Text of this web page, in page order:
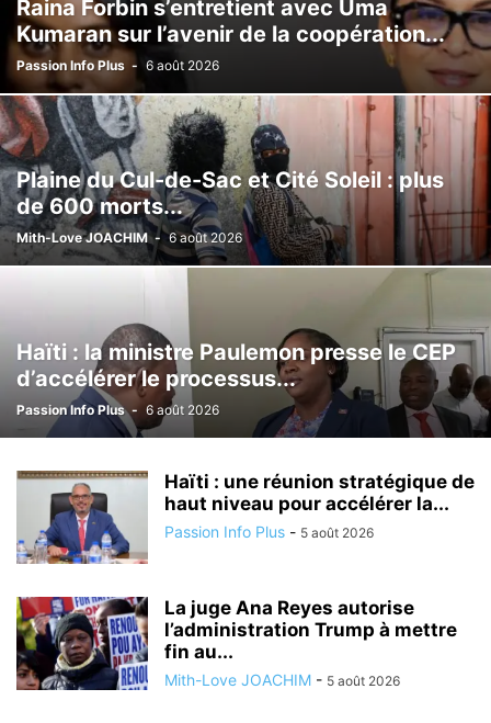
SEKSYALITE SOCIETE SPORT SPORTS TECHNOLOGY VIDEO
Raina Forbin s’entretient avec Uma
Kumaran sur l’avenir de la coopération...
Passion Info Plus - 6 août 2026
Plaine du Cul-de-Sac et Cité Soleil : plus
de 600 morts...
Mith-Love JOACHIM - 6 août 2026
Haïti : la ministre Paulemon presse le CEP
d’accélérer le processus...
Passion Info Plus - 6 août 2026
Haïti : une réunion stratégique de
haut niveau pour accélérer la...
Passion Info Plus - 5 août 2026
La juge Ana Reyes autorise
l’administration Trump à mettre
fin au...
Mith-Love JOACHIM - 5 août 2026